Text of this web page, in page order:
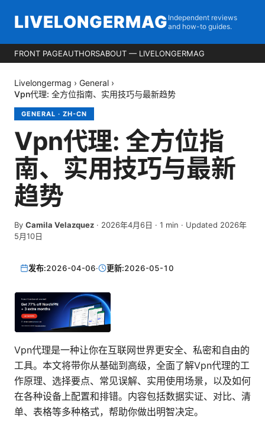
LIVELONGERMAG Independent reviews
and how-to guides.
FRONT PAGEAUTHORSABOUT — LIVELONGERMAG
Livelongermag › General ›
Vpn代理: 全方位指南、实用技巧与最新趋势
GENERAL · ZH-CN
Vpn代理: 全方位指
南、实用技巧与最新
趋势
By Camila Velazquez · 2026年4月6日 · 1 min · Updated 2026年
5月10日
发布:2026-04-06· 更新:2026-05-10
Vpn代理是一种让你在互联网世界更安全、私密和自由的
工具。本文将带你从基础到高级，全面了解Vpn代理的工
作原理、选择要点、常见误解、实用使用场景，以及如何
在各种设备上配置和排错。内容包括数据实证、对比、清
单、表格等多种格式，帮助你做出明智决定。